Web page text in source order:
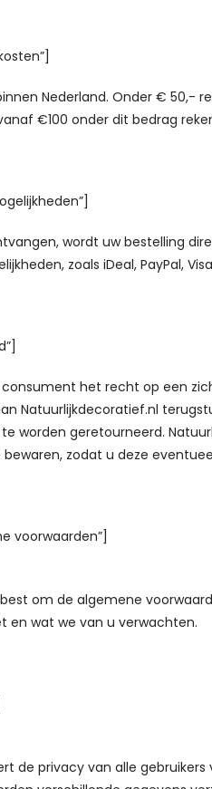
Nederland. Onder € 50,-
€100 onder dit bedrag
wordt uw bestelling
zoals iDeal, PayPal,
het recht op een
Natuurlijkdecoratief.nl
worden geretourneerd.
zodat u deze
voorwaarden”]
om de algemene
en wat we van u verwachten.
de privacy van alle